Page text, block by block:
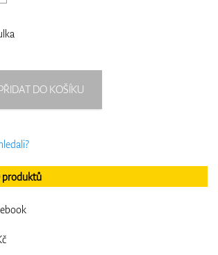
DO KOŠÍKU
produktů